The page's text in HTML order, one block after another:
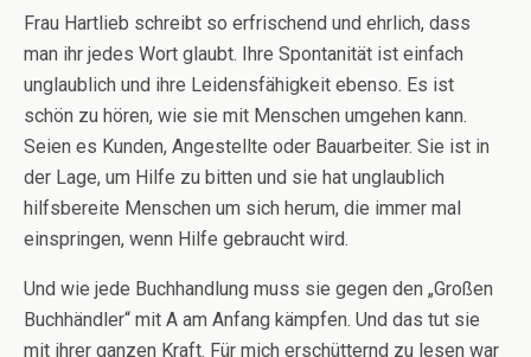
Frau Hartlieb schreibt so erfrischend und ehrlich, dass
man ihr jedes Wort glaubt. Ihre Spontanität ist einfach
unglaublich und ihre Leidensfähigkeit ebenso. Es ist
schön zu hören, wie sie mit Menschen umgehen kann.
Seien es Kunden, Angestellte oder Bauarbeiter. Sie ist in
der Lage, um Hilfe zu bitten und sie hat unglaublich
hilfsbereite Menschen um sich herum, die immer mal
einspringen, wenn Hilfe gebraucht wird.
Und wie jede Buchhandlung muss sie gegen den „Großen
Buchhändler“ mit A am Anfang kämpfen. Und das tut sie
mit ihrer ganzen Kraft. Für mich erschütternd zu lesen war